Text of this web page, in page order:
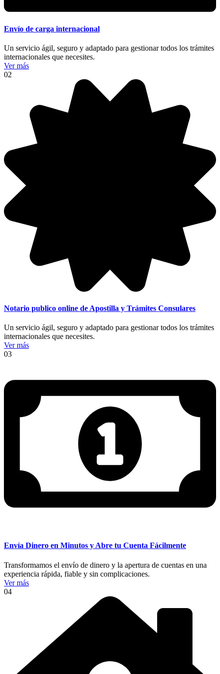
Envío de carga internacional
Un servicio ágil, seguro y adaptado para gestionar todos los trámites
internacionales que necesites.
Ver más
02
Notario publico online de Apostilla y Trámites Consulares
Un servicio ágil, seguro y adaptado para gestionar todos los trámites
internacionales que necesites.
Ver más
03
Envía Dinero en Minutos y Abre tu Cuenta Fácilmente
Transformamos el envío de dinero y la apertura de cuentas en una
experiencia rápida, fiable y sin complicaciones.
Ver más
04